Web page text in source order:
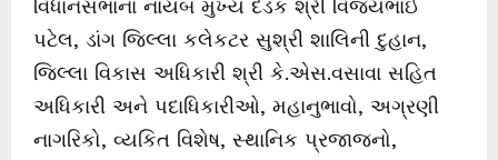
વિધાનસભાના નાયબ મુખ્ય દંડક શ્રી વિજયભાઈ
પટેલ, ડાંગ જિલ્લા કલેકટર સુશ્રી શાલિની દુહાન,
જિલ્લા વિકાસ અધિકારી શ્રી કે.એસ.વસાવા સહિત
અધિકારી અને પદાધિકારીઓ, મહાનુભાવો, અગ્રણી
નાગરિકો, વ્યકિત વિશેષ, સ્થાનિક પ્રજાજનો,